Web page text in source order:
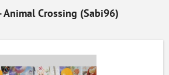
Crossing (Sabi96)